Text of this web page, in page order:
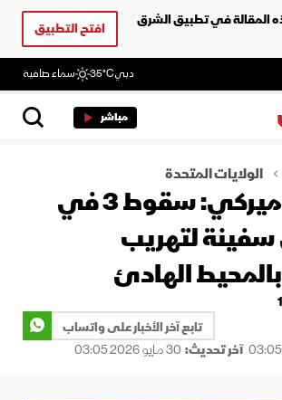
المقالة في تطبيق الشرق
افتح التطبيق
دبي35°C سماء صافية
مباشر
الولايات المتحدة
الجيش الأميركي: سقوط 3 في
لتهريب
الهادئ
تابع آخر الأخبار على واتساب
آخر تحديث: 30 مايو 2026 03:05